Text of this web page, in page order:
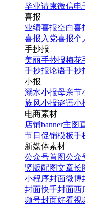
毕业请柬微信电
喜报
业绩喜报空白喜
喜报 入党喜报个
手抄报
美丽手抄报梅花
手抄报论语手抄
小报
溺水小报母亲节
族风小报谜语小
电商素材
店铺banner主图
节日促销模板手
新媒体素材
公众号首图公众
竖版配图文章长
小程序封面微博
封面快手封面西
频号封面好看视